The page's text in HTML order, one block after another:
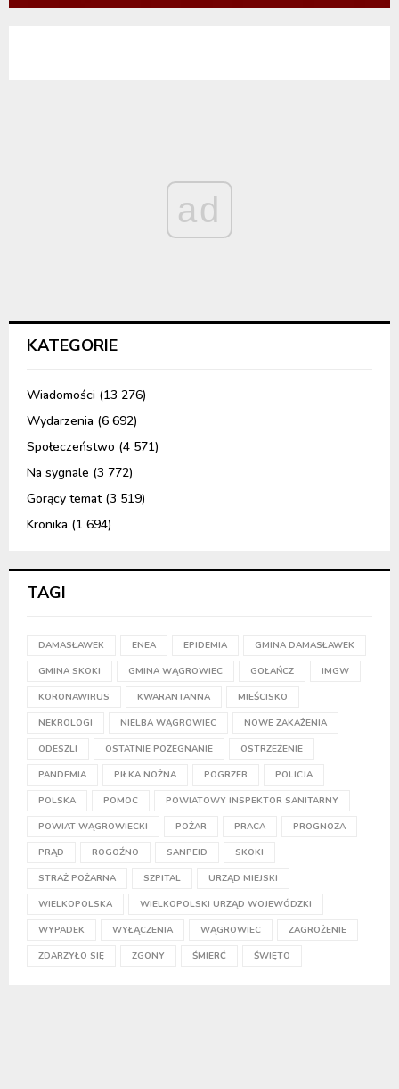
ad
KATEGORIE
Wiadomości (13 276)
Wydarzenia (6 692)
Społeczeństwo (4 571)
Na sygnale (3 772)
Gorący temat(3 519)
Kronika (1 694)
TAGI
DAMASŁAWEK ENEA EPIDEMIA GMINA DAMASŁAWEK
GMINA SKOKI GMINA WĄGROWIEC GOŁAŃCZ IMGW
KORONAWIRUS KWARANTANNA MIEŚCISKO
NEKROLOGI NIELBA WĄGROWIEC NOWE ZAKAŻENIA
ODESZLI OSTATNIE POŻEGNANIE OSTRZEŻENIE
PANDEMIA PIŁKA NOŻNA POGRZEB POLICJA
POLSKA POMOC POWIATOWY INSPEKTOR SANITARNY
POWIAT WĄGROWIECKI POŻAR PRACA PROGNOZA
PRĄD ROGOŹNO SANPEID SKOKI
STRAŻ POŻARNA SZPITAL URZĄD MIEJSKI
WIELKOPOLSKA WIELKOPOLSKI URZĄD WOJEWÓDZKI
WYPADEK WYŁĄCZENIA WĄGROWIEC ZAGROŻENIE
ZDARZYŁO SIĘ ZGONY ŚMIERĆ ŚWIĘTO